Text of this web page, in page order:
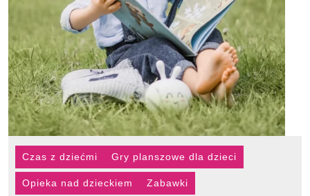
Czas z dziećmi Gry planszowe dla dzieci
Opieka nad dzieckiem Zabawki